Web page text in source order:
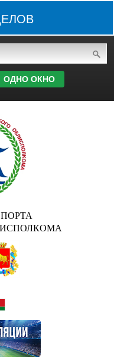
ОДНО ОКНО